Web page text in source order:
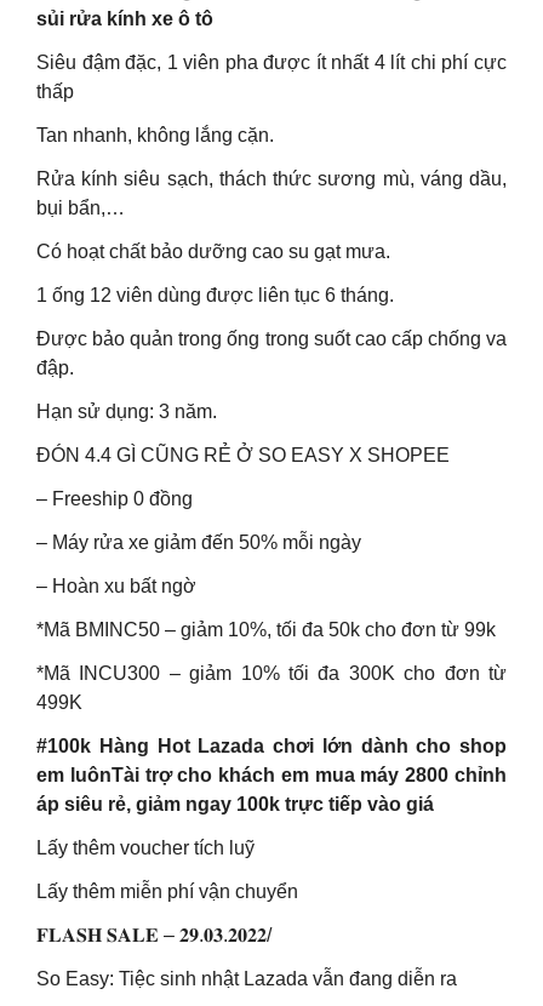
sủi rửa kính xe ô tô
Siêu đậm đặc, 1 viên pha được ít nhất 4 lít chi phí cực
thấp
Tan nhanh, không lắng cặn.
Rửa kính siêu sạch, thách thức sương mù, váng dầu,
bụi bẩn,…
Có hoạt chất bảo dưỡng cao su gạt mưa.
1 ống 12 viên dùng được liên tục 6 tháng.
Được bảo quản trong ống trong suốt cao cấp chống va
đập.
Hạn sử dụng: 3 năm.
ĐÓN 4.4 GÌ CŨNG RẺ Ở SO EASY X SHOPEE
– Freeship 0 đồng
– Máy rửa xe giảm đến 50% mỗi ngày
– Hoàn xu bất ngờ
*Mã BMINC50 – giảm 10%, tối đa 50k cho đơn từ 99k
*Mã INCU300 – giảm 10% tối đa 300K cho đơn từ
499K
#100k Hàng Hot Lazada chơi lớn dành cho shop
em luônTài trợ cho khách em mua máy 2800 chỉnh
áp siêu rẻ, giảm ngay 100k trực tiếp vào giá
Lấy thêm voucher tích luỹ
Lấy thêm miễn phí vận chuyển
𝐅𝐋𝐀𝐒𝐇 𝐒𝐀𝐋𝐄 – 𝟐𝟗.𝟎𝟑.𝟐𝟎𝟐𝟐/
So Easy: Tiệc sinh nhật Lazada vẫn đang diễn ra